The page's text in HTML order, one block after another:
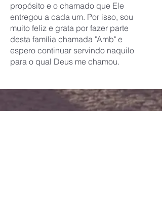
propósito e o chamado que Ele
entregou a cada um. Por isso, sou
muito feliz e grata por fazer parte
desta família chamada "Amb" e
espero continuar servindo naquilo
para o qual Deus me chamou.